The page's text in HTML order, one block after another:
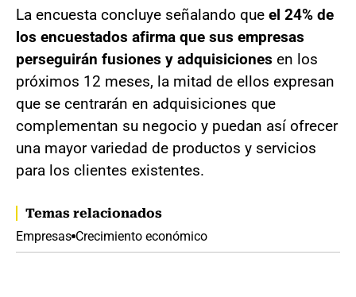
La encuesta concluye señalando que el 24% de
los encuestados afirma que sus empresas
perseguirán fusiones y adquisiciones en los
próximos 12 meses, la mitad de ellos expresan
que se centrarán en adquisiciones que
complementan su negocio y puedan así ofrecer
una mayor variedad de productos y servicios
para los clientes existentes.
Temas relacionados
Empresas Crecimiento económico